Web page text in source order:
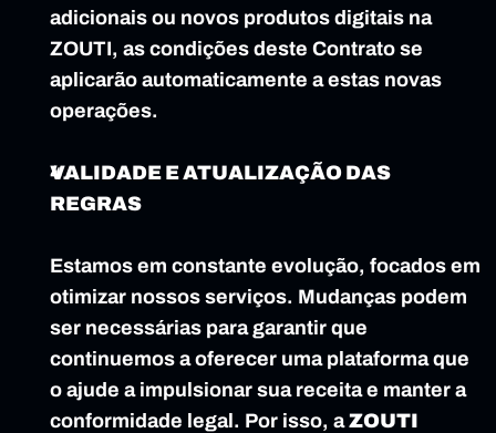
adicionais ou novos produtos digitais na
ZOUTI, as condições deste Contrato se
aplicarão automaticamente a estas novas
operações.
VALIDADE E ATUALIZAÇÃO DAS
REGRAS
Estamos em constante evolução, focados em
otimizar nossos serviços. Mudanças podem
ser necessárias para garantir que
continuemos a oferecer uma plataforma que
o ajude a impulsionar sua receita e manter a
conformidade legal. Por isso, a ZOUTI